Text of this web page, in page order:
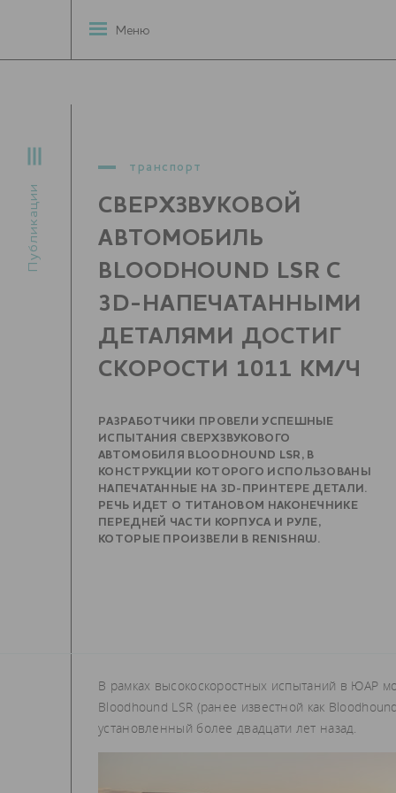
Публикации
Меню
транспорт
СВЕРХЗВУКОВОЙ
АВТОМОБИЛЬ
BLOODHOUND LSR С
3D-НАПЕЧАТАННЫМИ
ДЕТАЛЯМИ ДОСТИГ
СКОРОСТИ 1011 КМ/Ч
РАЗРАБОТЧИКИ ПРОВЕЛИ УСПЕШНЫЕ
ИСПЫТАНИЯ СВЕРХЗВУКОВОГО
АВТОМОБИЛЯ BLOODHOUND LSR, В
КОНСТРУКЦИИ КОТОРОГО ИСПОЛЬЗОВАНЫ
НАПЕЧАТАННЫЕ НА 3D-ПРИНТЕРЕ ДЕТАЛИ.
РЕЧЬ ИДЕТ О ТИТАНОВОМ НАКОНЕЧНИКЕ
ПЕРЕДНЕЙ ЧАСТИ КОРПУСА И РУЛЕ,
КОТОРЫЕ ПРОИЗВЕЛИ В RENISHAW.
В рамках высокоскоростных испытаний в ЮАР
Bloodhound LSR (ранее известной как
установленный более двадцати лет назад.